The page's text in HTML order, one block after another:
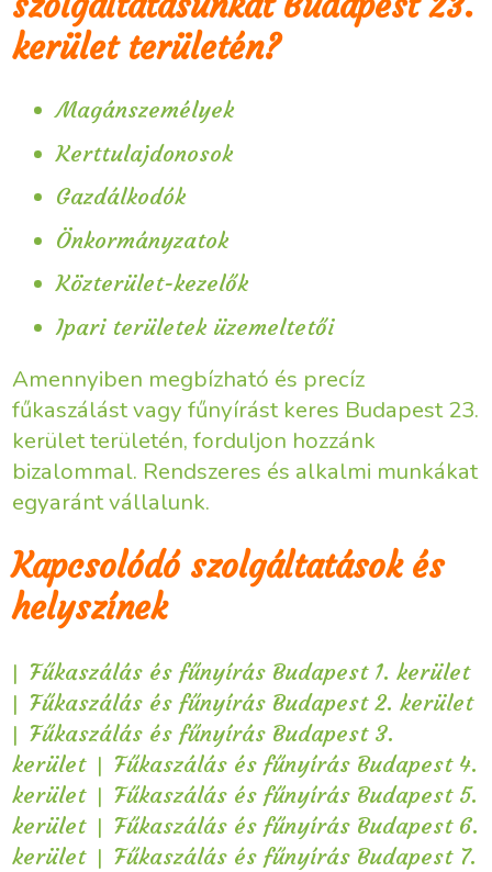
kerület területén?
Magánszemélyek
Kerttulajdonosok
Gazdálkodók
Önkormányzatok
Közterület-kezelők
Ipari területek üzemeltetői
Amennyiben megbízható és precíz
fűkaszálást vagy fűnyírást keres Budapest 23.
kerület területén, forduljon hozzánk
bizalommal. Rendszeres és alkalmi munkákat
egyaránt vállalunk.
Kapcsolódó szolgáltatások és
helyszínek
| Fűkaszálás és fűnyírás Budapest 1. kerület
| Fűkaszálás és fűnyírás Budapest 2. kerület
| Fűkaszálás és fűnyírás Budapest 3.
kerület | Fűkaszálás és fűnyírás Budapest 4.
kerület | Fűkaszálás és fűnyírás Budapest 5.
kerület | Fűkaszálás és fűnyírás Budapest 6.
kerület | Fűkaszálás és fűnyírás Budapest 7.